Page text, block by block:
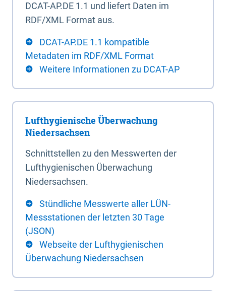
DCAT-AP.DE 1.1 und liefert Daten im
RDF/XML Format aus.
DCAT-AP.DE 1.1 kompatible
Metadaten im RDF/XML Format
Weitere Informationen zu DCAT-AP
Lufthygienische Überwachung
Niedersachsen
Schnittstellen zu den Messwerten der
Lufthygienischen Überwachung
Niedersachsen.
Stündliche Messwerte aller LÜN-
Messstationen der letzten 30 Tage
(JSON)
Webseite der Lufthygienischen
Überwachung Niedersachsen